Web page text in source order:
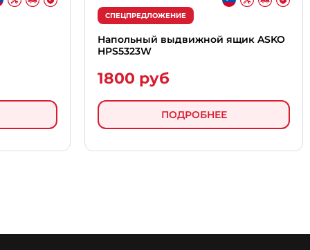
СПЕЦПРЕДЛОЖЕНИЕ
Напольный выдвижной ящик ASKO
HPS5323W
1800 руб
ПОДРОБНЕЕ